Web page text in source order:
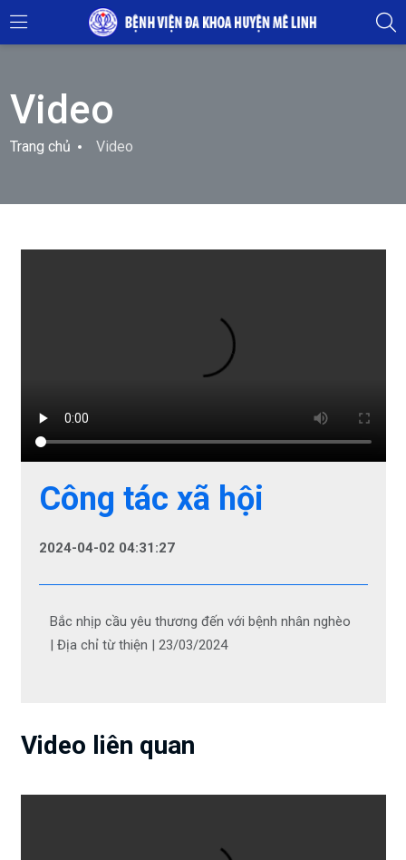
Video
Trang chủ Video
Công tác xã hội
2024-04-02 04:31:27
Bắc nhịp cầu yêu thương đến với bệnh nhân nghèo
| Địa chỉ từ thiện | 23/03/2024
Video liên quan